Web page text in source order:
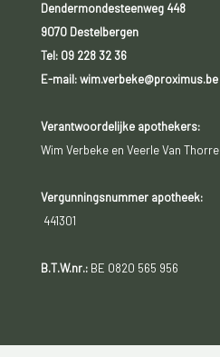
Dendermondesteenweg 448
9070 Destelbergen
Tel: 09 228 32 36
E-mail: wim.verbeke@proximus.be
Verantwoordelijke apothekers:
Wim Verbeke en Veerle Van Thorre
Vergunningsnummer apotheek:
441301
B.T.W.nr.:BE 0820 565 956